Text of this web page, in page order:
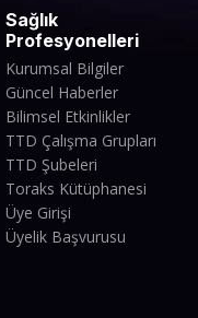
Sağlık
Profesyonelleri
Kurumsal Bilgiler
Güncel Haberler
Bilimsel Etkinlikler
TTD Çalışma Grupları
TTD Şubeleri
Toraks Kütüphanesi
Üye Girişi
Üyelik Başvurusu